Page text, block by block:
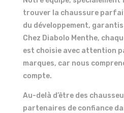
trouver la chaussure
du développement,
Chez Diabolo Menthe,
est choisie avec attention
marques, car nous
compte.
Au-delà d’être des
partenaires de confiance